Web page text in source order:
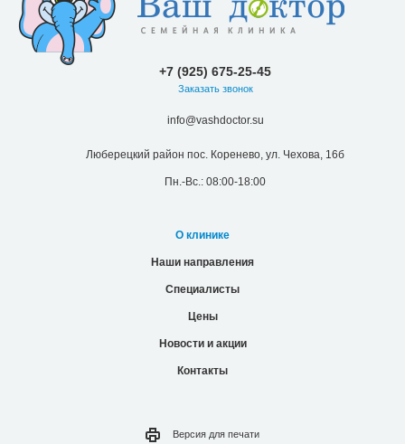
+7 (925) 675-25-45
Заказать звонок
info@vashdoctor.su
Люберецкий район пос. Коренево, ул. Чехова, 16б
Пн.-Вс.: 08:00-18:00
О клинике
Наши направления
Специалисты
Цены
Новости и акции
Контакты
Версия для печати